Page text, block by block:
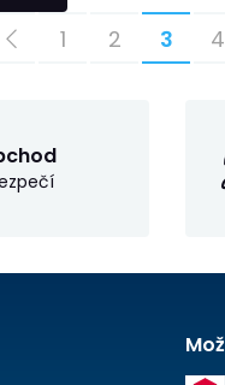
1 2 3 4